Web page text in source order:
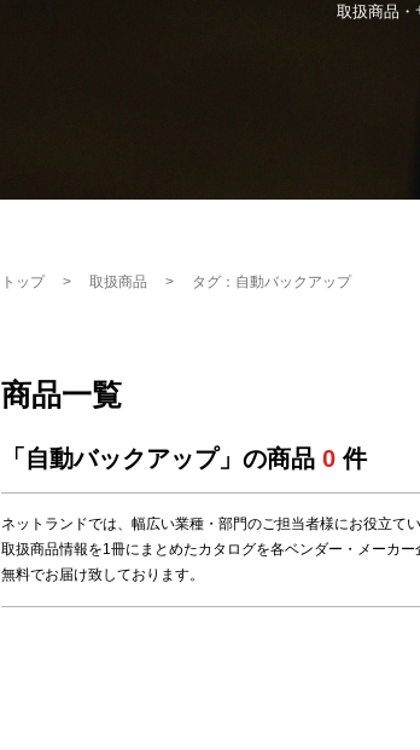
取扱商品・
トップ 取扱商品 タグ：自動バックアップ
商品一覧
「自動バックアップ」の商品0 件
ネットランドでは、幅広い業種・部門のご担当者様にお役立てい
取扱商品情報を1冊にまとめたカタログを各ベンダー・メーカー
無料でお届け致しております。